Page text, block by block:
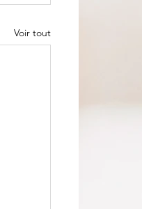
Voir tout